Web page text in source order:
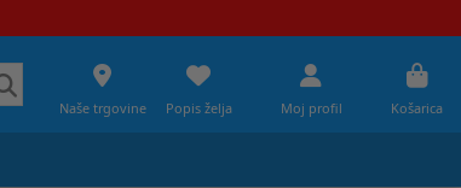
Naše trgovine Popis želja Moj profil Košarica